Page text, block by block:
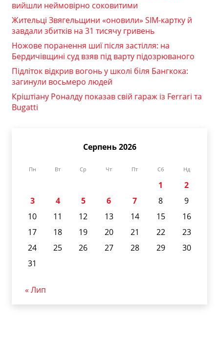
вийшли неймовірно соковитими
Жительці Звягельщини «оновили» SIM-картку й
завдали збитків на 31 тисячу гривень
Ножове поранення шиї після застілля: на
Бердичівщині суд взяв під варту підозрюваного
Підліток відкрив вогонь у школі біля Бангкока:
загинули восьмеро людей
Кріштіану Роналду показав свій гараж із Ferrari та
Bugatti
Серпень 2026
Пн Вт Ср Чт Пт Сб Нд
1
2
3
4 5 6 7 8
9
10
11 12 13 14 15
16
17
18 19 20 21 22
23
24
25 26 27 28 29
30
31
« Лип